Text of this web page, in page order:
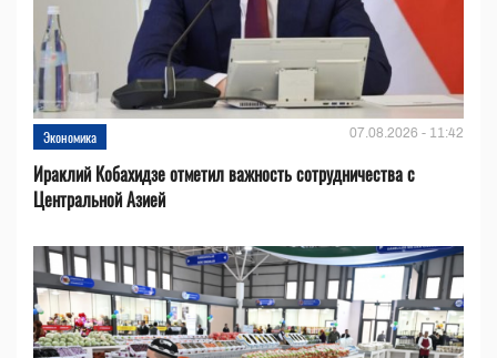
Экономика 07.08.2026 - 11:42
Ираклий Кобахидзе отметил важность сотрудничества с
Центральной Азией